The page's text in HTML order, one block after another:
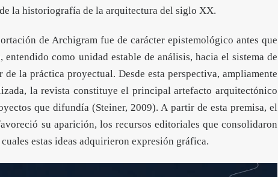
la historiografía de la arquitectura del siglo XX.
de Archigram fue de carácter epistemológico antes que
como unidad estable de análisis, hacia el sistema de
la práctica proyectual. Desde esta perspectiva, ampliamente
la revista constituye el principal artefacto arquitectónico
que difundía (Steiner, 2009). A partir de esta premisa, el
su aparición, los recursos editoriales que consolidaron
estas ideas adquirieron expresión gráfica.